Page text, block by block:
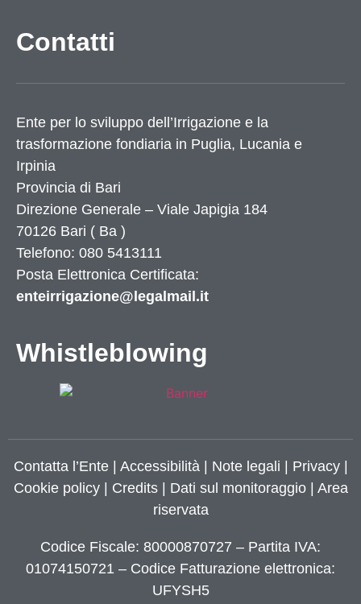
Contatti
Ente per lo sviluppo dell’Irrigazione e la
trasformazione fondiaria in Puglia, Lucania e
Irpinia
Provincia di Bari
Direzione Generale – Viale Japigia 184
70126 Bari ( Ba )
Telefono: 080 5413111
Posta Elettronica Certificata:
enteirrigazione@legalmail.it
Whistleblowing
Contatta l’Ente| Accessibilità| Note legali Privacy|
Cookie policy| Credits| Dati sul monitoraggio | Area
riservata
Codice Fiscale: 80000870727 – Partita IVA:
01074150721 – Codice Fatturazione elettronica:
UFYSH5